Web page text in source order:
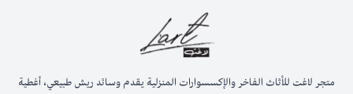
متجر لاغت للأثاث الفاخر والإكسسوارات المنزلية يقدم وسائد ريش طبيعي، أغطية